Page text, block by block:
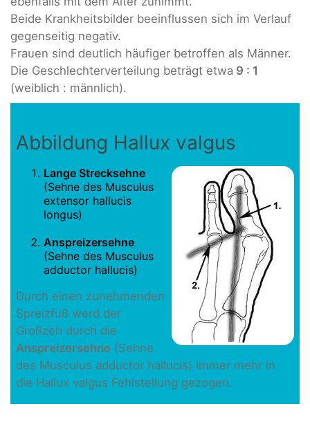
Beide Krankheitsbilder beeinflussen sich im Verlauf
gegenseitig negativ.
Frauen sind deutlich häufiger betroffen als Männer.
Die Geschlechterverteilung beträgt etwa 9 : 1
(weiblich : männlich).
Abbildung Hallux valgus
Lange Strecksehne
(Sehne des Musculus
extensor hallucis
longus)
Anspreizersehne
(Sehne des Musculus
adductor hallucis)
Durch einen zunehmenden
Spreizfuß werd der
Großzeh durch die
Anspreizersehne (Sehne
des Musculus adductor hallucis) immer mehr in
die Hallux valgus Fehlstellung gezogen.